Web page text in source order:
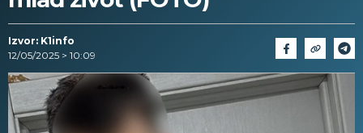
Izvor: K1info
12/05/2025 > 10:09